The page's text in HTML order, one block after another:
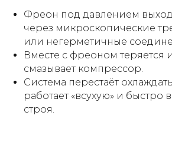
Фреон под давлением
через микроскопические
или негерметичные
Вместе с фреоном теряется
смазывает компрессор.
Система перестаёт
работает «всухую» и быстро
строя.